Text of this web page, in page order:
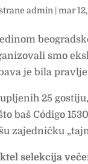
admin |mar
smo
je bila
25
baš Código
zajedničku
selekcija